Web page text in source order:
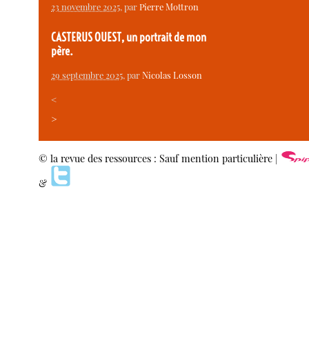
23 novembre 2025, parPierre Mottron
CASTERUS OUEST, un portrait de mon
père.
29 septembre 2025, parNicolas Losson
<
>
© la revue des ressources : Sauf mention particulière |
&